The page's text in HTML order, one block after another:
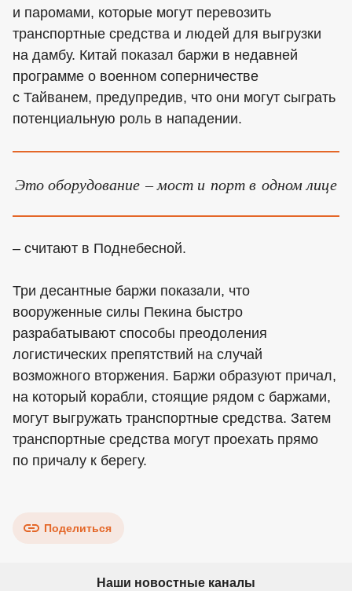
и паромами, которые могут перевозить
транспортные средства и людей для выгрузки
на дамбу. Китай показал баржи в недавней
программе о военном соперничестве
с Тайванем, предупредив, что они могут сыграть
потенциальную роль в нападении.
Это оборудование – мост и порт в одном лице
– считают в Поднебесной.
Три десантные баржи показали, что
вооруженные силы Пекина быстро
разрабатывают способы преодоления
логистических препятствий на случай
возможного вторжения. Баржи образуют причал,
на который корабли, стоящие рядом с баржами,
могут выгружать транспортные средства. Затем
транспортные средства могут проехать прямо
по причалу к берегу.
Поделиться
Наши новостные каналы